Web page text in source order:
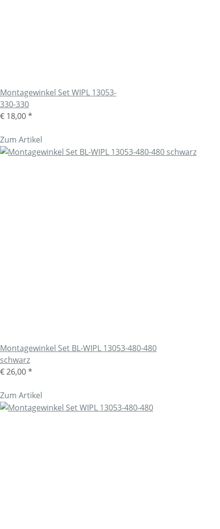
Montagewinkel Set WIPL 13053-
330-330
€ 18,00*
Zum Artikel
Montagewinkel Set BL-WIPL 13053-480-480
schwarz
€ 26,00*
Zum Artikel